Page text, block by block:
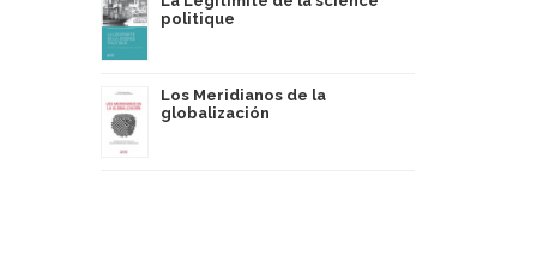
politique
Los Meridianos de la
globalización